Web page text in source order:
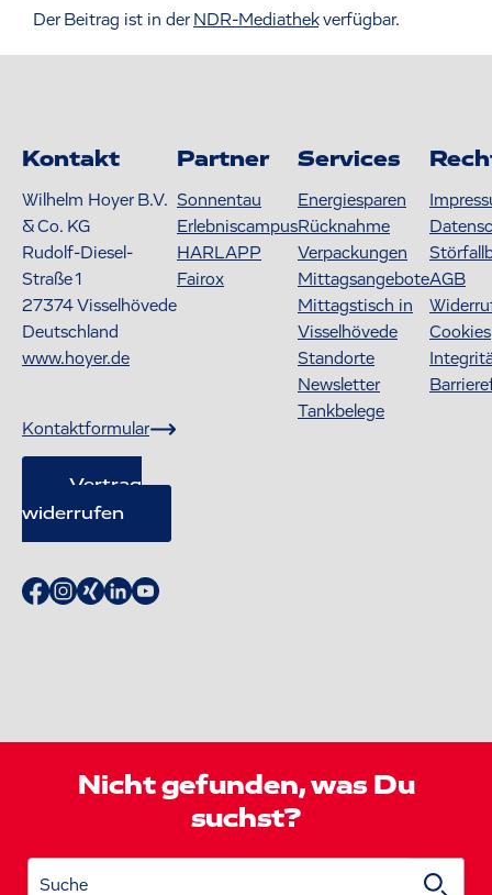
Der Beitrag ist in der NDR-Mediathekverfügbar.
Kontakt
Wilhelm Hoyer B.V.
& Co. KG
Rudolf-Diesel-
Straße 1
27374Visselhövede
Deutschland
www.hoyer.de
Kontaktformular
Vertrag
widerrufen
Partner
Sonnentau
Erlebniscampus
HARLAPP
Fairox
Services
Energiesparen
Rücknahme
Verpackungen
Mittagsangebote
Mittagstisch in
Visselhövede
Standorte
Newsletter
Tankbelege
AGB
Cookies
Nicht gefunden, was Du
suchst?
Suche